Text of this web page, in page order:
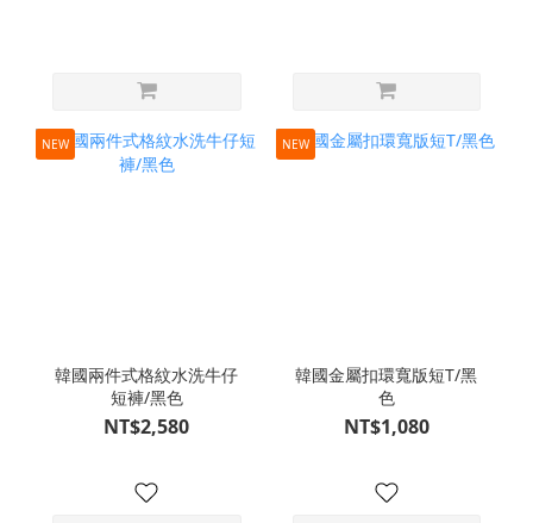
NEW
韓國兩件式格紋水洗牛仔
短褲/黑色
NT$2,580
NEW
韓國金屬扣環寬版短T/黑
色
NT$1,080